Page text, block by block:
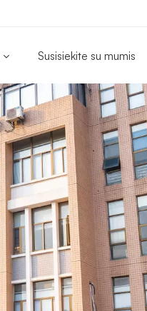
Susisiekite su mumis